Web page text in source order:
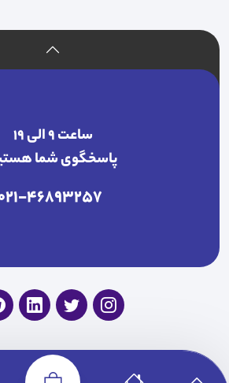
ساعت ۹ الی ۱۹
پاسخگوی شما
46893257